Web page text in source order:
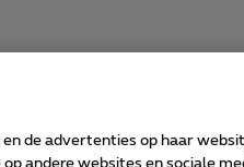
de advertenties op haar
andere websites en sociale